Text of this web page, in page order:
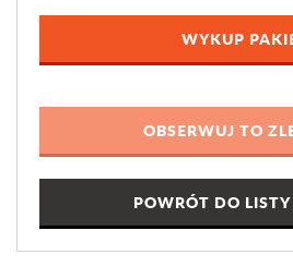
WYKUP
POWRÓT DO LISTY